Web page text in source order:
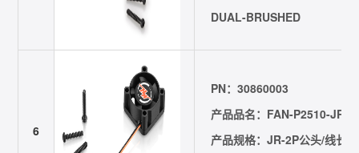
DUAL-BRUSHED
6
PN：30860003
产品品名：FAN-P2510-
产品规格：JR-2P公头/线长